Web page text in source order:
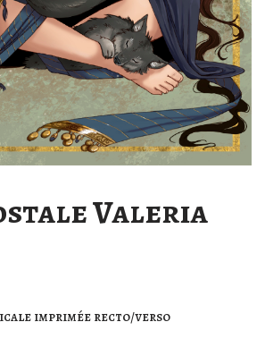
Valeria
imprimée recto/verso